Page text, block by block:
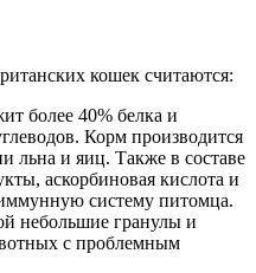
кошек считаются:
более 40% белка и
Корм производится
льна и яиц. Также в составе
аскорбиновая кислота и
систему питомца.
небольшие гранулы и
с проблемным